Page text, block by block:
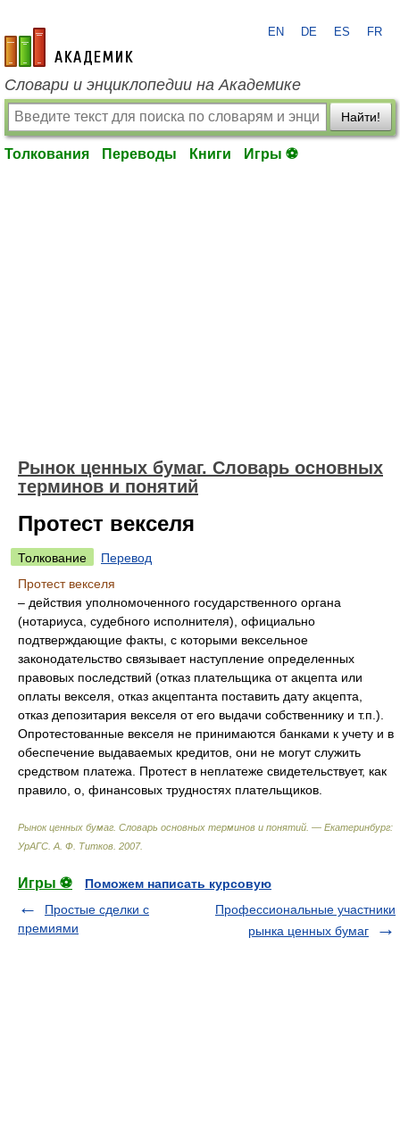
academic.ru
EN DE ES FR
Словари и энциклопедии на Академике
Найти!
Толкования Переводы Книги Игры ⚽
Рынок ценных бумаг. Словарь основных
терминов и понятий
Протест векселя
Толкование
Перевод
Протест векселя
– действия уполномоченного государственного органа
(нотариуса, судебного исполнителя), официально
подтверждающие факты, с которыми вексельное
законодательство связывает наступление определенных
правовых последствий (отказ плательщика от акцепта или
оплаты векселя, отказ акцептанта поставить дату акцепта,
отказ депозитария векселя от его выдачи собственнику и т.п.).
Опротестованные векселя не принимаются банками к учету и в
обеспечение выдаваемых кредитов, они не могут служить
средством платежа. Протест в неплатеже свидетельствует, как
правило, о, финансовых трудностях плательщиков.
Рынок ценных бумаг. Словарь основных терминов и понятий. — Екатеринбург:
УрАГС А. Ф. Титков 2007.
Игры ⚽
Поможем написать курсовую
Простые сделки с
премиями
Профессиональные участники
рынка ценных бумаг